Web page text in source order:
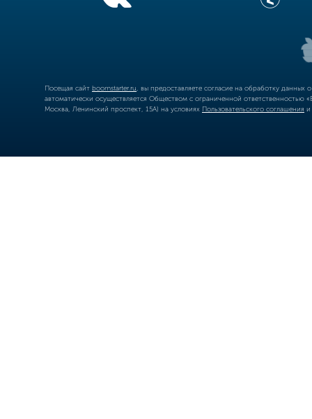
Посещая сайт boomstarter.ru , вы предоставляете согласие на обработку
автоматически осуществляется Обществом с ограниченной
Москва, Ленинский проспект, 15А) на условиях Пользовательского соглашения и